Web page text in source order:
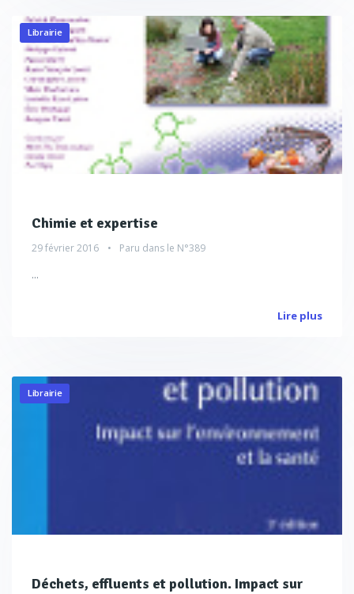
Librairie
Chimie et expertise
29 février 2016 Paru dans le N°389
...
Lire plus
Librairie
Déchets, effluents et pollution. Impact sur